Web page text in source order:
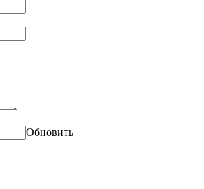
Обновить